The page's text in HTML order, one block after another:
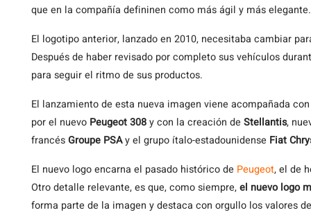
que en la compañía defininen como más ágil y más elegante.
El logotipo anterior, lanzado en 2010, necesitaba cambiar
Después de haber revisado por completo sus vehículos
para seguir el ritmo de sus productos.
El lanzamiento de esta nueva imagen viene acompañada
por el nuevo Peugeot 308y con la creación de Stellantis,
francésGroupe PSAy el grupo ítalo-estadounidense Fiat
El nuevo logo encarna el pasado histórico de Peugeot, el de
Otro detalle relevante, es que, como siempre,el nuevo logo
forma parte de la imagen y destaca con orgullo los valores